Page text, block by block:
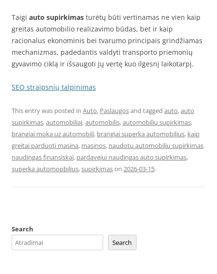
Taigi auto supirkimas turėtų būti vertinamas ne vien kaip
greitas automobilio realizavimo būdas, bet ir kaip
racionalus ekonominis bei tvarumo principais grindžiamas
mechanizmas, padedantis valdyti transporto priemonių
gyvavimo ciklą ir išsaugoti jų vertę kuo ilgesnį laikotarpį.
SEO straipsnių talpinimas
This entry was posted in Auto, Paslaugosand tagged auto,auto
supirkimas,automobiliai,automobilis,automobiliu supirkimas,
brangiai moka uz automobili, brangiai superka automobilius, kaip
greitai parduoti masina, masinos, naudotu automobiliu supirkimas
naudingas finansiskai, pardavejui naudingas auto supirkimas,
superka automopbilius,supirkimason 2026-03-15.
Search
Search